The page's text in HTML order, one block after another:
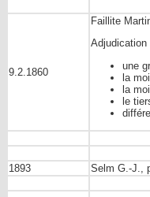
9.2.1860
Faillite
Adjudication
une
la
la
le
1893 Selm G.-J.,